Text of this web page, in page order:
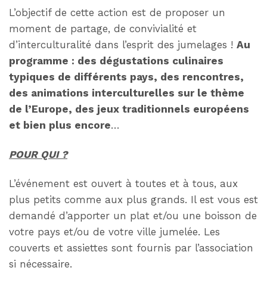
L’objectif de cette action est de proposer un
moment de partage, de convivialité et
d’interculturalité dans l’esprit des jumelages ! Au
programme : des dégustations culinaires
typiques de différents pays, des rencontres,
des animations interculturelles sur le thème
de l’Europe, des jeux traditionnels européens
et bien plus encore…
POUR QUI ?
L’événement est ouvert à toutes et à tous, aux
plus petits comme aux plus grands. Il est vous est
demandé d’apporter un plat et/ou une boisson de
votre pays et/ou de votre ville jumelée. Les
couverts et assiettes sont fournis par l’association
si nécessaire.